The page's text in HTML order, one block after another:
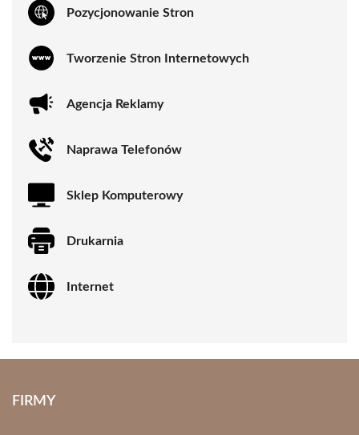
Pozycjonowanie Stron
Tworzenie Stron Internetowych
Agencja Reklamy
Naprawa Telefonów
Sklep Komputerowy
Drukarnia
Internet
FIRMY